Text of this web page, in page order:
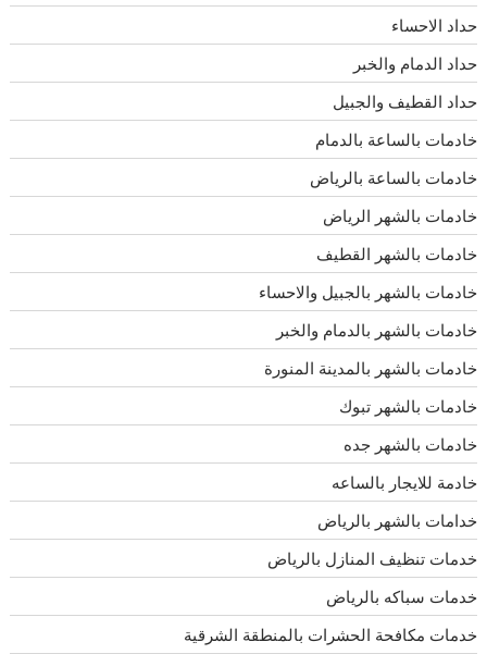
حداد الاحساء
حداد الدمام والخبر
حداد القطيف والجبيل
خادمات بالساعة بالدمام
خادمات بالساعة بالرياض
خادمات بالشهر الرياض
خادمات بالشهر القطيف
خادمات بالشهر بالجبيل والاحساء
خادمات بالشهر بالدمام والخبر
خادمات بالشهر بالمدينة المنورة
خادمات بالشهر تبوك
خادمات بالشهر جده
خادمة للايجار بالساعه
خدامات بالشهر بالرياض
خدمات تنظيف المنازل بالرياض
خدمات سباكه بالرياض
خدمات مكافحة الحشرات بالمنطقة الشرقية